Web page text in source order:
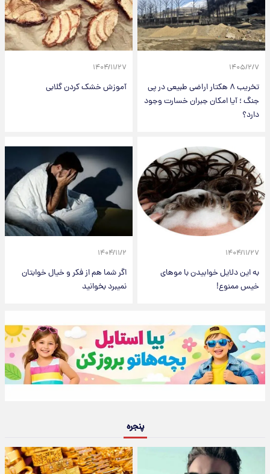
۱۴۰۵/۲/۷
تخریب ۸ هکتار اراضی طبیعی در پی
جنگ ؛ آیا امکان جبران خسارت وجود
دارد؟
۱۴۰۴/۱۱/۲۷
آموزش خشک کردن گلابی
۱۴۰۴/۱۱/۲۷
به این دلایل خوابیدن با موهای
خیس ممنوع!
۱۴۰۴/۱۱/۲
اگر شما هم از فکر و خیال خوابتان
نمیبرد بخوانید
پنجره